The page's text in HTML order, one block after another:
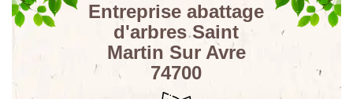
Entreprise abattage
d'arbres Saint
Martin Sur Avre
74700